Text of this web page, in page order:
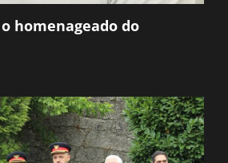
homenageado do